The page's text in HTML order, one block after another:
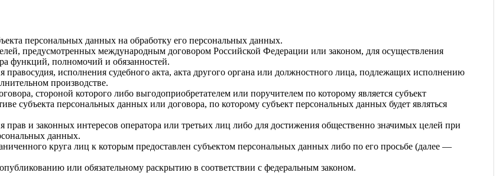
персональных данных на обработку его персональных данных.
предусмотренных международным договором Российской Федерации или законом, для осуществления
функций, полномочий и обязанностей.
исполнения судебного акта, акта другого органа или должностного лица, подлежащих исполнению
производстве.
стороной которого либо выгодоприобретателем или поручителем по которому является субъект
субъекта персональных данных или договора, по которому субъект персональных данных будет являться
и законных интересов оператора или третьих лиц либо для достижения общественно значимых целей при
данных.
круга лиц к которым предоставлен субъектом персональных данных либо по его просьбе (далее —
или обязательному раскрытию в соответствии с федеральным законом.